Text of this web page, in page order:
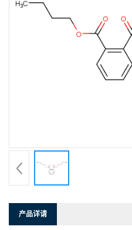
产品详请